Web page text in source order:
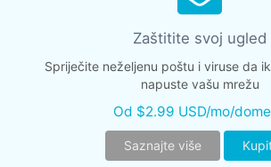
Zaštitite svoj ugled
Spriječite neželjenu poštu i viruse da
napuste vašu mrežu
Od $2.99 USD/mo/
Saznajte više